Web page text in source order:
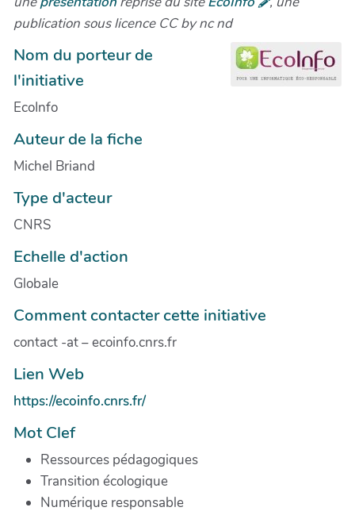
publication sous licence CC by nc nd
Nom du porteur de
l'initiative
EcoInfo
Auteur de la fiche
Michel Briand
Type d'acteur
CNRS
Echelle d'action
Globale
Comment contacter cette initiative
contact -at – ecoinfo.cnrs.fr
Lien Web
https://ecoinfo.cnrs.fr/
Mot Clef
Ressources pédagogiques
Transition écologique
Numérique responsable